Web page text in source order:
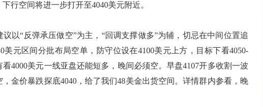
行空间将进一步打开至4040美元附近。
“反弹承压做空”为主，“回调支撑做多”为辅，切忌在中间位置追
美元区间分批布局空单，防守位设在4100美元上方，目标下看4050-
4000美元一线亚盘还能短多，晚间必须空。早盘4107开多收割一波
，金价暴跌探底4040，给了我们48美金出货空间。详情群内参看，晚